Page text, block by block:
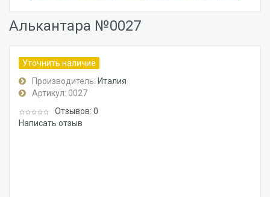
Алькантара №0027
Уточнить наличие
Производитель: Италия
Артикул: 0027
Отзывов: 0
Написать отзыв